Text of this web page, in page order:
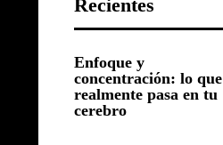
Recientes
Enfoque y
concentración: lo que
realmente pasa en tu
cerebro